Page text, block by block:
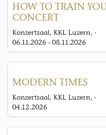
HOW TO TRAIN
CONCERT
Konzertsaal, KKL Luzern, ·
06.11.2026 - 08.11.2026
MODERN TIMES
Konzertsaal, KKL Luzern, ·
04.12.2026